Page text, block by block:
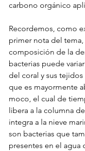
carbono orgánico
Recordemos, como
primer nota del
composición de la
bacterias puede
del coral y sus
que es mayormente
moco, el cual de
libera a la columna
integra a la nieve
son bacterias que
presentes en el agua